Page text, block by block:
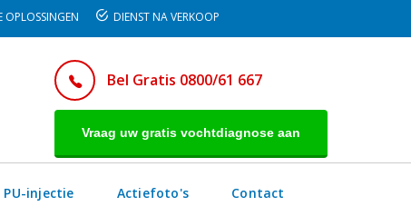
DIENST NA VERKOOP
Bel Gratis 0800/61 667
Vraag uw gratis vochtdiagnose aan
PU-injectie Actiefoto's Contact